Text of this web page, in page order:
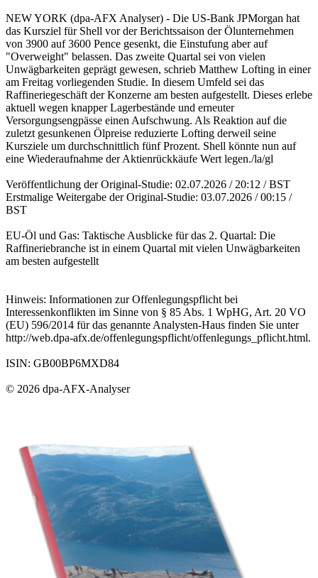
NEW YORK (dpa-AFX Analyser) - Die US-Bank JPMorgan hat
das Kursziel für Shell vor der Berichtssaison der Ölunternehmen
von 3900 auf 3600 Pence gesenkt, die Einstufung aber auf
"Overweight" belassen. Das zweite Quartal sei von vielen
Unwägbarkeiten geprägt gewesen, schrieb Matthew Lofting in einer
am Freitag vorliegenden Studie. In diesem Umfeld sei das
Raffineriegeschäft der Konzerne am besten aufgestellt. Dieses erlebe
aktuell wegen knapper Lagerbestände und erneuter
Versorgungsengpässe einen Aufschwung. Als Reaktion auf die
zuletzt gesunkenen Ölpreise reduzierte Lofting derweil seine
Kursziele um durchschnittlich fünf Prozent. Shell könnte nun auf
eine Wiederaufnahme der Aktienrückkäufe Wert legen./la/gl
Veröffentlichung der Original-Studie: 02.07.2026 / 20:12 / BST
Erstmalige Weitergabe der Original-Studie: 03.07.2026 / 00:15 /
BST
EU-Öl und Gas: Taktische Ausblicke für das 2. Quartal: Die
Raffineriebranche ist in einem Quartal mit vielen Unwägbarkeiten
am besten aufgestellt
Hinweis: Informationen zur Offenlegungspflicht bei
Interessenkonflikten im Sinne von § 85 Abs. 1 WpHG, Art. 20 VO
(EU) 596/2014 für das genannte Analysten-Haus finden Sie unter
http://web.dpa-afx.de/offenlegungspflicht/offenlegungs_pflicht.html.
ISIN: GB00BP6MXD84
© 2026 dpa-AFX-Analyser